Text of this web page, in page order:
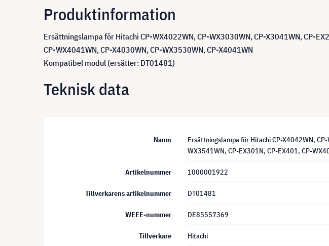
Produktinformation
Ersättningslampa för Hitachi CP-WX4022WN, CP-WX3030WN, CP-X3041WN, CP-
CP-WX4041WN, CP-X4030WN, CP-WX3530WN, CP-X4041WN
Kompatibel modul (ersätter: DT01481)
Teknisk data
Namn
Ersättningslampa för Hitachi CP-X4042WN,
WX3541WN, CP-EX301N, CP-EX401, CP-
Artikelnummer 1000001922
Tillverkarens artikelnummer DT01481
WEEE-nummer DE85557369
Tillverkare Hitachi